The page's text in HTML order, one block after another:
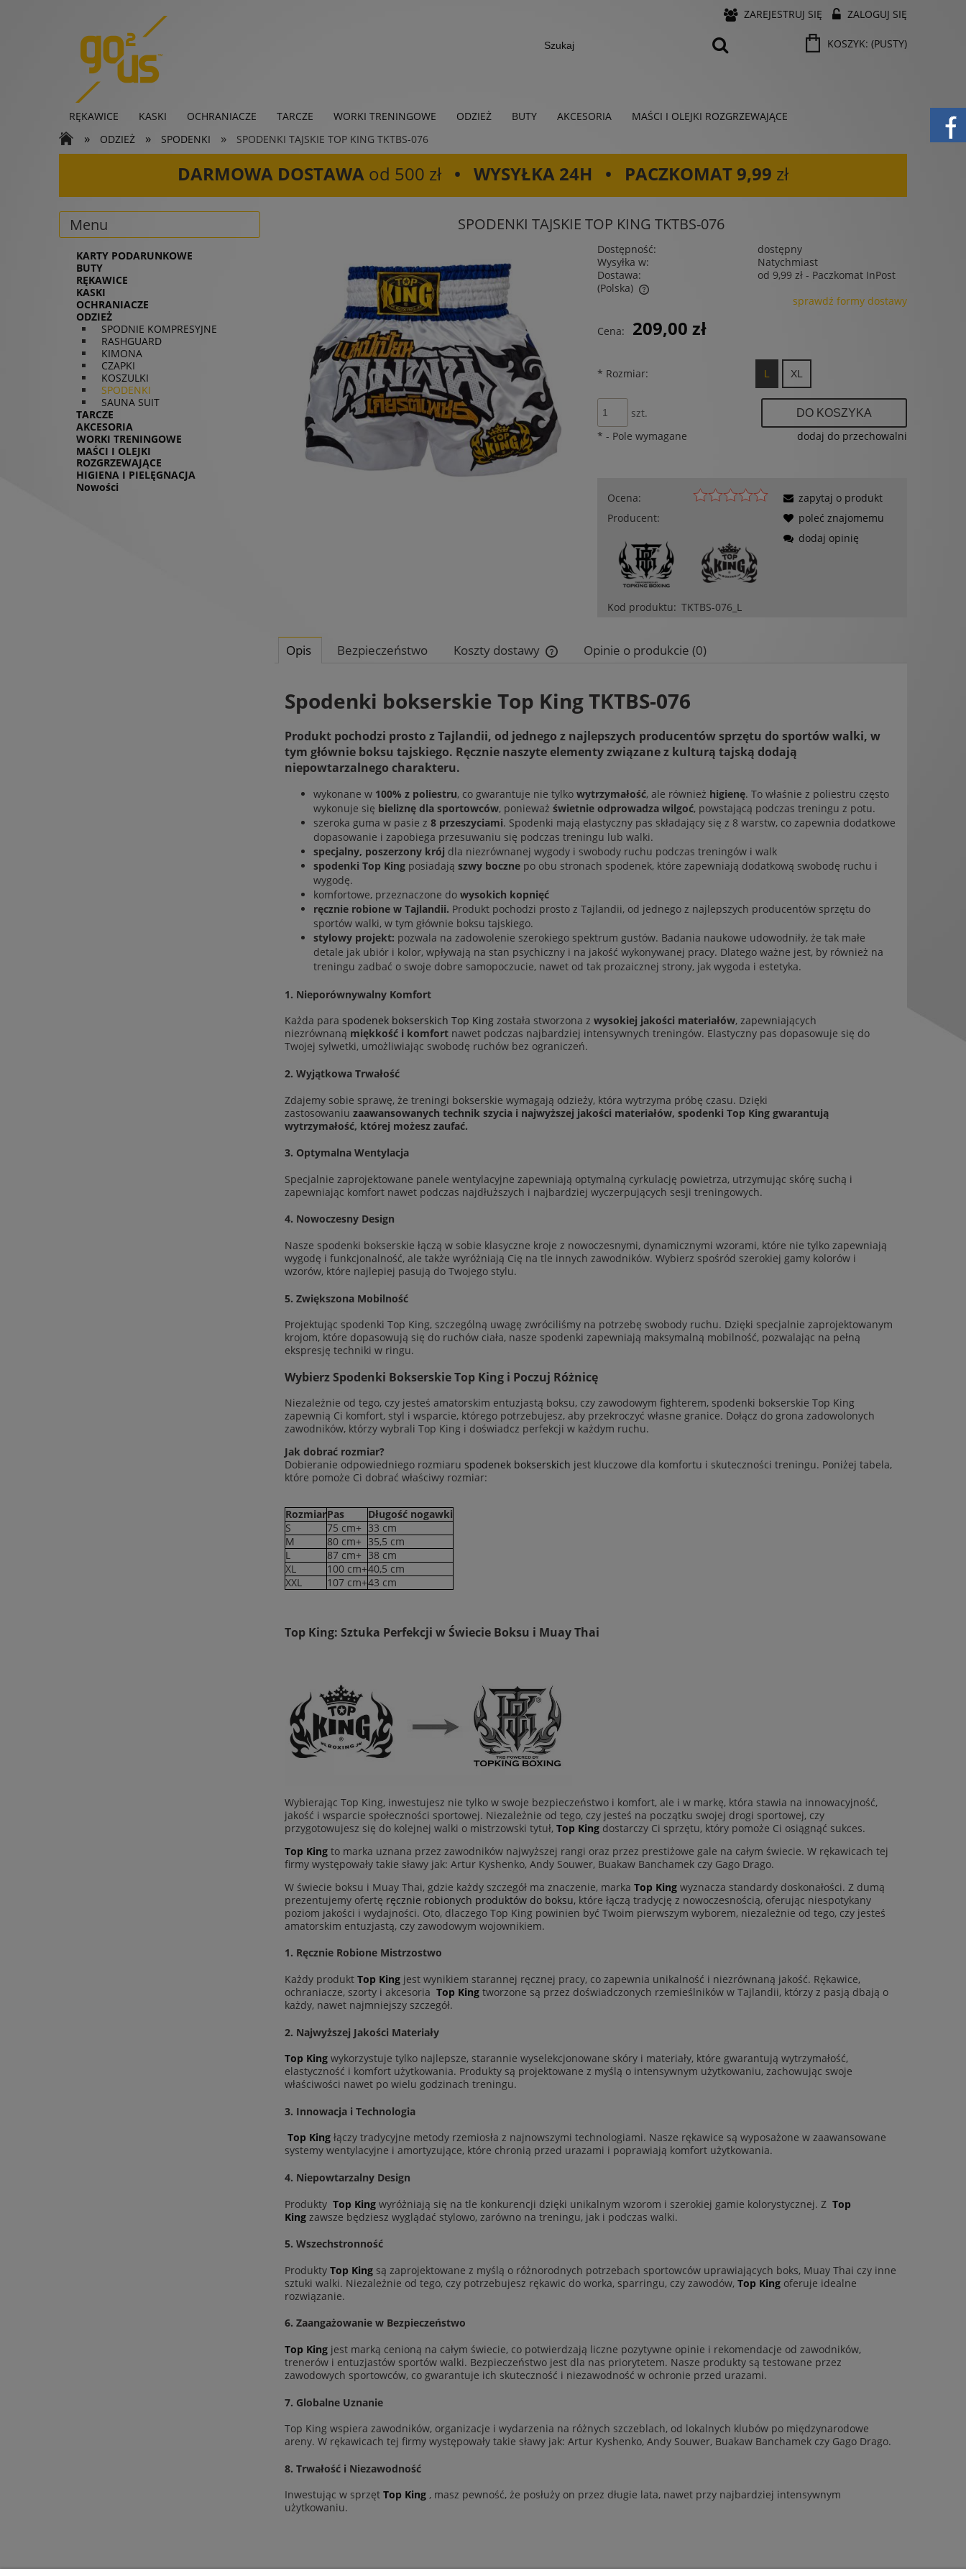
ZAREJESTRUJ SIĘ ZALOGUJ SIĘ
KOSZYK: (PUSTY)
RĘKAWICE KASKI OCHRANIACZE TARCZE WORKI TRENINGOWE ODZIEŻ BUTY AKCESORIA
MAŚCI I OLEJKI ROZGRZEWAJĄCE
KARTY PODARUNKOWE
» ODZIEŻ » SPODENKI » SPODENKI TAJSKIE TOP KING TKTBS-076
DARMOWA DOSTAWA od 500 zł • WYSYŁKA 24H • PACZKOMAT 9,99 zł
Menu
KARTY PODARUNKOWE
BUTY
RĘKAWICE
KASKI
OCHRANIACZE
ODZIEŻ
SPODNIE KOMPRESYJNE
RASHGUARD
KIMONA
CZAPKI
KOSZULKI
SPODENKI
SAUNA SUIT
TARCZE
AKCESORIA
WORKI TRENINGOWE
MAŚCI I OLEJKI
ROZGRZEWAJĄCE
HIGIENA I PIELĘGNACJA
Nowości
SPODENKI TAJSKIE TOP KING TKTBS-076
Dostępność:
dostępny
Wysyłka w:
Natychmiast
Dostawa:
od 9,99 zł - Paczkomat InPost
(Polska)
Cena nie zawiera ewentualnych kosztów
płatności
sprawdź formy dostawy
Cena: 209,00 zł
* Rozmiar: L XL
szt. DO KOSZYKA
dodaj do przechowalni
* - Pole wymagane
Ocena:
Producent:
Kod produktu: TKTBS-076_L
zapytaj o produkt
poleć znajomemu
dodaj opinię
Opis Bezpieczeństwo Koszty dostawy
płatności
Opinie o produkcie (0)
Spodenki bokserskie Top King TKTBS-076
Produkt pochodzi prosto z Tajlandii, od jednego z najlepszych producentów sprzętu do sportów walki, w
tym głównie boksu tajskiego. Ręcznie naszyte elementy związane z kulturą tajską dodają
niepowtarzalnego charakteru.
wykonane w 100% z poliestru, co gwarantuje nie tylko wytrzymałość, ale również higienę. To właśnie z poliestru często
wykonuje się bieliznę dla sportowców, ponieważ świetnie odprowadza wilgoć, powstającą podczas treningu z potu.
szeroka guma w pasie z 8 przeszyciami. Spodenki mają elastyczny pas składający się z 8 warstw, co zapewnia dodatkowe
dopasowanie i zapobiega przesuwaniu się podczas treningu lub walki.
specjalny, poszerzony krój dla niezrównanej wygody i swobody ruchu podczas treningów i walk
spodenki Top King posiadają szwy boczne po obu stronach spodenek, które zapewniają dodatkową swobodę ruchu i
wygodę.
komfortowe, przeznaczone do wysokich kopnięć
ręcznie robione w Tajlandii. Produkt pochodzi prosto z Tajlandii, od jednego z najlepszych producentów sprzętu do
sportów walki, w tym głównie boksu tajskiego.
stylowy projekt: pozwala na zadowolenie szerokiego spektrum gustów. Badania naukowe udowodniły, że tak małe
detale jak ubiór i kolor, wpływają na stan psychiczny i na jakość wykonywanej pracy. Dlatego ważne jest, by również na
treningu zadbać o swoje dobre samopoczucie, nawet od tak prozaicznej strony, jak wygoda i estetyka.
1. Nieporównywalny Komfort
Każda para spodenek bokserskich Top King została stworzona z wysokiej jakości materiałów, zapewniających
niezrównaną miękkość i komfort nawet podczas najbardziej intensywnych treningów. Elastyczny pas dopasowuje się do
Twojej sylwetki, umożliwiając swobodę ruchów bez ograniczeń.
2. Wyjątkowa Trwałość
Zdajemy sobie sprawę, że treningi bokserskie wymagają odzieży, która wytrzyma próbę czasu. Dzięki
zastosowaniu zaawansowanych technik szycia i najwyższej jakości materiałów, spodenki Top King gwarantują
wytrzymałość, której możesz zaufać.
3. Optymalna Wentylacja
Specjalnie zaprojektowane panele wentylacyjne zapewniają optymalną cyrkulację powietrza, utrzymując skórę suchą i
zapewniając komfort nawet podczas najdłuższych i najbardziej wyczerpujących sesji treningowych.
4. Nowoczesny Design
Nasze spodenki bokserskie łączą w sobie klasyczne kroje z nowoczesnymi, dynamicznymi wzorami, które nie tylko zapewniają
wygodę i funkcjonalność, ale także wyróżniają Cię na tle innych zawodników. Wybierz spośród szerokiej gamy kolorów i
wzorów, które najlepiej pasują do Twojego stylu.
5. Zwiększona Mobilność
Projektując spodenki Top King, szczególną uwagę zwróciliśmy na potrzebę swobody ruchu. Dzięki specjalnie zaprojektowanym
krojom, które dopasowują się do ruchów ciała, nasze spodenki zapewniają maksymalną mobilność, pozwalając na pełną
ekspresję techniki w ringu.
Wybierz Spodenki Bokserskie Top King i Poczuj Różnicę
Niezależnie od tego, czy jesteś amatorskim entuzjastą boksu, czy zawodowym fighterem, spodenki bokserskie Top King
zapewnią Ci komfort, styl i wsparcie, którego potrzebujesz, aby przekroczyć własne granice. Dołącz do grona zadowolonych
zawodników, którzy wybrali Top King i doświadcz perfekcji w każdym ruchu.
Jak dobrać rozmiar?
Dobieranie odpowiedniego rozmiaru spodenek bokserskich jest kluczowe dla komfortu i skuteczności treningu. Poniżej tabela,
które pomoże Ci dobrać właściwy rozmiar:
RozmiarPas
Długość nogawki
S
75 cm+ 33 cm
M
80 cm+ 35,5 cm
L
87 cm+ 38 cm
XL
100 cm+40,5 cm
XXL
107 cm+43 cm
Top King: Sztuka Perfekcji w Świecie Boksu i Muay Thai
Wybierając Top King, inwestujesz nie tylko w swoje bezpieczeństwo i komfort, ale i w markę, która stawia na innowacyjność,
jakość i wsparcie społeczności sportowej. Niezależnie od tego, czy jesteś na początku swojej drogi sportowej, czy
przygotowujesz się do kolejnej walki o mistrzowski tytuł, Top King dostarczy Ci sprzętu, który pomoże Ci osiągnąć sukces.
Top King to marka uznana przez zawodników najwyższej rangi oraz przez prestiżowe gale na całym świecie. W rękawicach tej
firmy występowały takie sławy jak: Artur Kyshenko, Andy Souwer, Buakaw Banchamek czy Gago Drago.
W świecie boksu i Muay Thai, gdzie każdy szczegół ma znaczenie, marka Top King wyznacza standardy doskonałości. Z dumą
prezentujemy ofertę ręcznie robionych produktów do boksu, które łączą tradycję z nowoczesnością, oferując niespotykany
poziom jakości i wydajności. Oto, dlaczego Top King powinien być Twoim pierwszym wyborem, niezależnie od tego, czy jesteś
amatorskim entuzjastą, czy zawodowym wojownikiem.
1. Ręcznie Robione Mistrzostwo
Każdy produkt Top King jest wynikiem starannej ręcznej pracy, co zapewnia unikalność i niezrównaną jakość. Rękawice,
ochraniacze, szorty i akcesoria Top King tworzone są przez doświadczonych rzemieślników w Tajlandii, którzy z pasją dbają o
każdy, nawet najmniejszy szczegół.
2. Najwyższej Jakości Materiały
Top King wykorzystuje tylko najlepsze, starannie wyselekcjonowane skóry i materiały, które gwarantują wytrzymałość,
elastyczność i komfort użytkowania. Produkty są projektowane z myślą o intensywnym użytkowaniu, zachowując swoje
właściwości nawet po wielu godzinach treningu.
3. Innowacja i Technologia
Top King łączy tradycyjne metody rzemiosła z najnowszymi technologiami. Nasze rękawice są wyposażone w zaawansowane
systemy wentylacyjne i amortyzujące, które chronią przed urazami i poprawiają komfort użytkowania.
4. Niepowtarzalny Design
Produkty Top King wyróżniają się na tle konkurencji dzięki unikalnym wzorom i szerokiej gamie kolorystycznej. Z Top
King zawsze będziesz wyglądać stylowo, zarówno na treningu, jak i podczas walki.
5. Wszechstronność
Produkty Top King są zaprojektowane z myślą o różnorodnych potrzebach sportowców uprawiających boks, Muay Thai czy inne
sztuki walki. Niezależnie od tego, czy potrzebujesz rękawic do worka, sparringu, czy zawodów, Top King oferuje idealne
rozwiązanie.
6. Zaangażowanie w Bezpieczeństwo
Top King jest marką cenioną na całym świecie, co potwierdzają liczne pozytywne opinie i rekomendacje od zawodników,
trenerów i entuzjastów sportów walki. Bezpieczeństwo jest dla nas priorytetem. Nasze produkty są testowane przez
zawodowych sportowców, co gwarantuje ich skuteczność i niezawodność w ochronie przed urazami.
7. Globalne Uznanie
Top King wspiera zawodników, organizacje i wydarzenia na różnych szczeblach, od lokalnych klubów po międzynarodowe
areny. W rękawicach tej firmy występowały takie sławy jak: Artur Kyshenko, Andy Souwer, Buakaw Banchamek czy Gago Drago.
8. Trwałość i Niezawodność
Inwestując w sprzęt Top King , masz pewność, że posłuży on przez długie lata, nawet przy najbardziej intensywnym
użytkowaniu.